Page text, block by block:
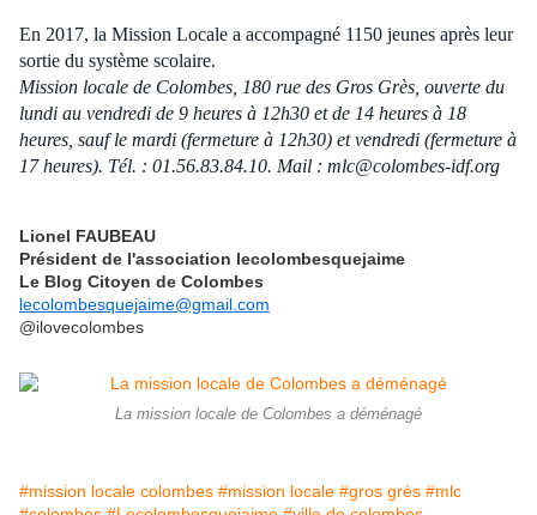
En 2017, la Mission Locale a accompagné 1150 jeunes après leur
sortie du système scolaire.
Mission locale de Colombes, 180 rue des Gros Grès, ouverte du
lundi au vendredi de 9 heures à 12h30 et de 14 heures à 18
heures, sauf le mardi (fermeture à 12h30) et vendredi (fermeture à
17 heures). Tél. : 01.56.83.84.10. Mail : mlc@colombes-idf.org
Lionel FAUBEAU
Président de l'association lecolombesquejaime
Le Blog Citoyen de Colombes
lecolombesquejaime@gmail.com
@ilovecolombes
La mission locale de Colombes a déménagé
#mission locale colombes #mission locale #gros grès #mlc